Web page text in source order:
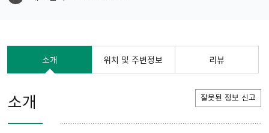
소개 위치 및 주변정보 리뷰
소개 잘못된 정보 신고